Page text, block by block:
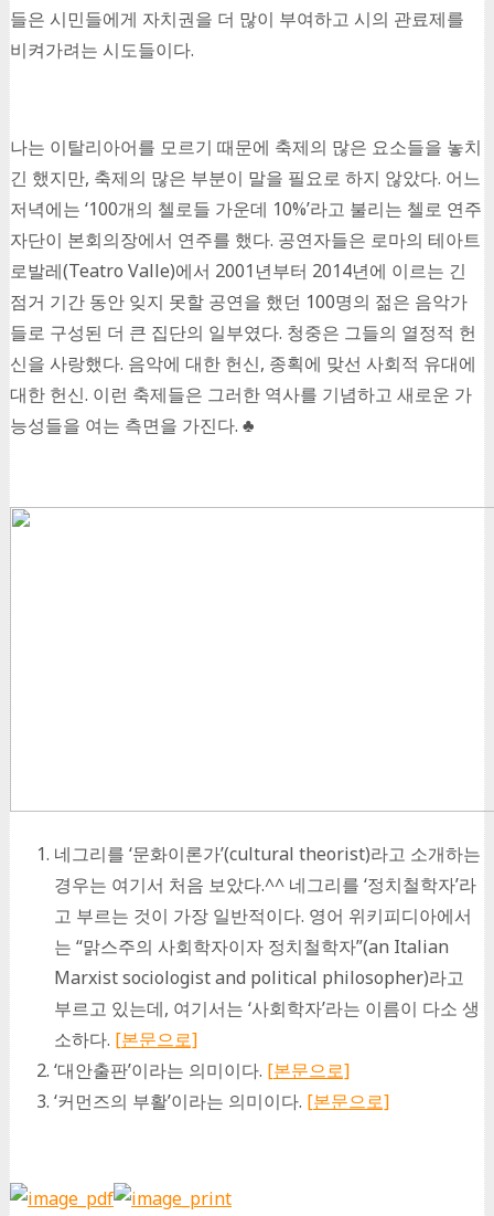
들은 시민들에게 자치권을 더 많이 부여하고 시의 관료제를
비켜가려는 시도들이다.
나는 이탈리아어를 모르기 때문에 축제의 많은 요소들을 놓치
긴 했지만, 축제의 많은 부분이 말을 필요로 하지 않았다. 어느
저녁에는 ‘100개의 첼로들 가운데 10%’라고 불리는 첼로 연주
자단이 본회의장에서 연주를 했다. 공연자들은 로마의 테아트
로발레(Teatro Valle)에서 2001년부터 2014년에 이르는 긴
점거 기간 동안 잊지 못할 공연을 했던 100명의 젊은 음악가
들로 구성된 더 큰 집단의 일부였다. 청중은 그들의 열정적 헌
신을 사랑했다. 음악에 대한 헌신, 종획에 맞선 사회적 유대에
대한 헌신. 이런 축제들은 그러한 역사를 기념하고 새로운 가
능성들을 여는 측면을 가진다. ♣
네그리를 ‘문화이론가’(cultural theorist)라고 소개하는
경우는 여기서 처음 보았다.^^ 네그리를 ‘정치철학자’라
고 부르는 것이 가장 일반적이다. 영어 위키피디아에서
는 “맑스주의 사회학자이자 정치철학자”(an Italian
Marxist sociologist and political philosopher)라고
부르고 있는데, 여기서는 ‘사회학자’라는 이름이 다소 생
소하다. [본문으로]
‘대안출판’이라는 의미이다. [본문으로]
‘커먼즈의 부활’이라는 의미이다. [본문으로]